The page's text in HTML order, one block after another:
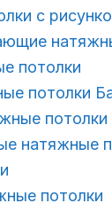
с
потолки
потолки
потолки
натяжные
потолки